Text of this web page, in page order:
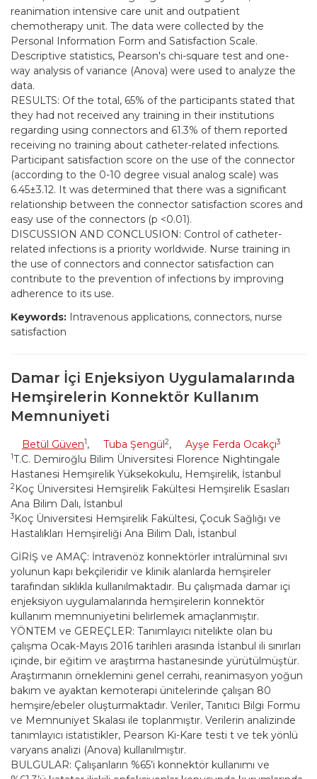
reanimation intensive care unit and outpatient
chemotherapy unit. The data were collected by the
Personal Information Form and Satisfaction Scale.
Descriptive statistics, Pearson's chi-square test and one-
way analysis of variance (Anova) were used to analyze the
data.
RESULTS: Of the total, 65% of the participants stated that
they had not received any training in their institutions
regarding using connectors and 61.3% of them reported
receiving no training about catheter-related infections.
Participant satisfaction score on the use of the connector
(according to the 0-10 degree visual analog scale) was
6.45±3.12. It was determined that there was a significant
relationship between the connector satisfaction scores and
easy use of the connectors (p <0.01).
DISCUSSION AND CONCLUSION: Control of catheter-
related infections is a priority worldwide. Nurse training in
the use of connectors and connector satisfaction can
contribute to the prevention of infections by improving
adherence to its use.
Keywords: Intravenous applications, connectors, nurse
satisfaction
Damar İçi Enjeksiyon Uygulamalarında
Hemşirelerin Konnektör Kullanım
Memnuniyeti
Betül Güven1, Tuba Şengül2, Ayşe Ferda Ocakçı3
1T.C. Demiroğlu Bilim Üniversitesi Florence Nightingale
Hastanesi Hemşirelik Yüksekokulu, Hemşirelik, İstanbul
2Koç Üniversitesi Hemşirelik Fakültesi Hemşirelik Esasları
Ana Bilim Dalı, İstanbul
3Koç Üniversitesi Hemşirelik Fakültesi, Çocuk Sağlığı ve
Hastalıkları Hemşireliği Ana Bilim Dalı, İstanbul
GİRİŞ ve AMAÇ: İntravenöz konnektörler intralüminal sıvı
yolunun kapı bekçileridir ve klinik alanlarda hemşireler
tarafından sıklıkla kullanılmaktadır. Bu çalışmada damar içi
enjeksiyon uygulamalarında hemşirelerin konnektör
kullanım memnuniyetini belirlemek amaçlanmıştır.
YÖNTEM ve GEREÇLER: Tanımlayıcı nitelikte olan bu
çalışma Ocak-Mayıs 2016 tarihleri arasında İstanbul ili sınırları
içinde, bir eğitim ve araştırma hastanesinde yürütülmüştür.
Araştırmanın örneklemini genel cerrahi, reanimasyon yoğun
bakım ve ayaktan kemoterapi ünitelerinde çalışan 80
hemşire/ebeler oluşturmaktadır. Veriler, Tanıtıcı Bilgi Formu
ve Memnuniyet Skalası ile toplanmıştır. Verilerin analizinde
tanımlayıcı istatistikler, Pearson Ki-Kare testi t ve tek yönlü
varyans analizi (Anova) kullanılmıştır.
BULGULAR: Çalışanların %65’i konnektör kullanımı ve